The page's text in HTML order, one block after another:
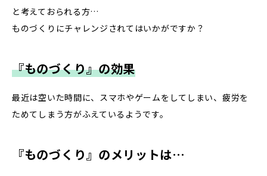
と考えておられる方…
ものづくりにチャレンジされてはいかがですか？
『ものづくり』の効果
最近は空いた時間に、スマホやゲームをしてしまい、疲労を
ためてしまう方がふえているようです。
『ものづくり』のメリットは…